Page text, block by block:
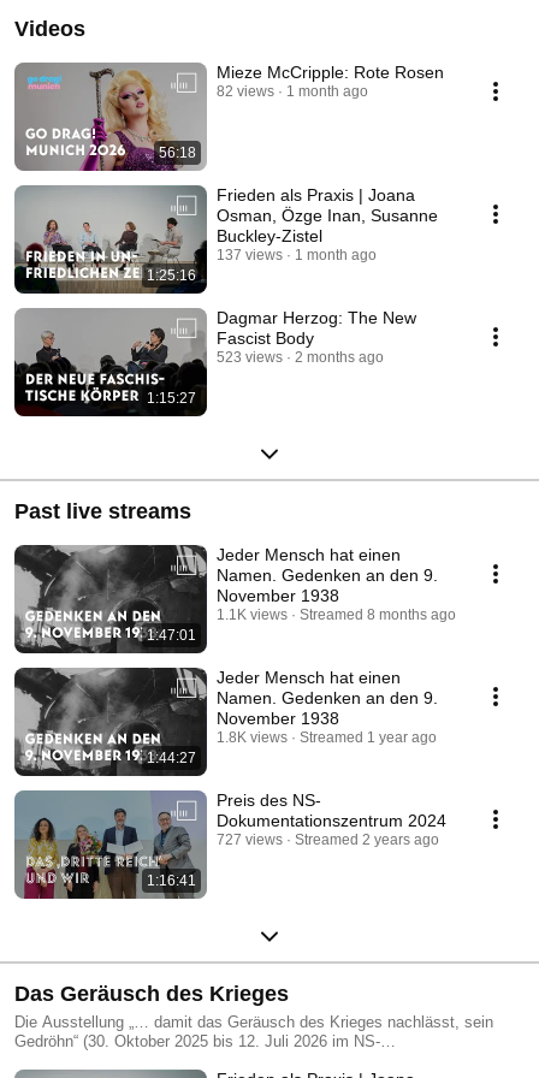
Videos
56:18
Mieze McCripple: Rote Rosen
82 views 1 month ago
1:25:16
Frieden als Praxis | Joana
Osman, Özge Inan, Susanne
Buckley-Zistel
137 views 1 month ago
1:15:27
Dagmar Herzog: The New
Fascist Body
523 views 2 months ago
Past live streams
1:47:01
Jeder Mensch hat einen
Namen. Gedenken an den 9.
November 1938
1.1K views Streamed 8 months ago
1:44:27
Jeder Mensch hat einen
Namen. Gedenken an den 9.
November 1938
1.8K views Streamed 1 year ago
1:16:41
Preis des NS-
Dokumentationszentrum 2024
727 views Streamed 2 years ago
Das Geräusch des Krieges
Die Ausstellung „… damit das Geräusch des Krieges nachlässt, sein
Gedröhn“ (30. Oktober 2025 bis 12. Juli 2026 im NS-